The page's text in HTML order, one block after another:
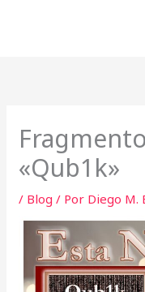
«Qub1k»
/ Blog / Por Diego M.